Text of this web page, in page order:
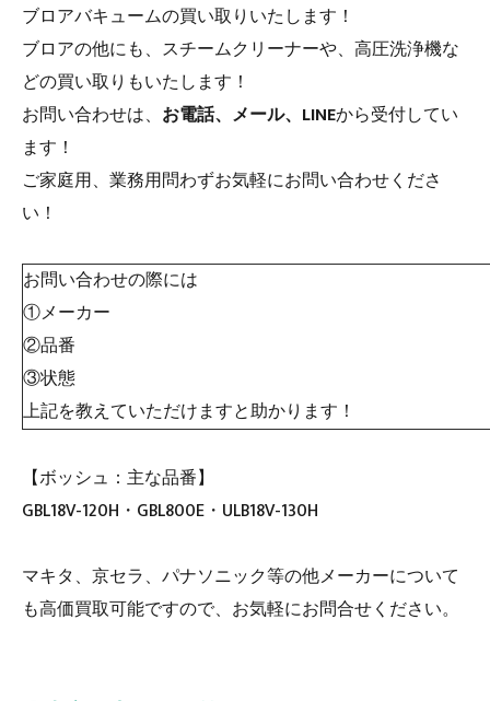
ブロアバキュームの買い取りいたします！
ブロアの他にも、スチームクリーナーや、高圧洗浄機な
どの買い取りもいたします！
お問い合わせは、 お電話、メール、LINEから受付してい
ます！
ご家庭用、業務用問わずお気軽にお問い合わせくださ
い！
お問い合わせの際には
①メーカー
②品番
③状態
上記を教えていただけますと助かります！
【ボッシュ：主な品番】
GBL18V-120H・GBL800E・ULB18V-130H
マキタ、京セラ、パナソニック等の他メーカーについて
も高価買取可能ですので、お気軽にお問合せください。